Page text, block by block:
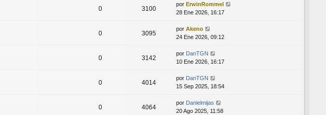
0 3100
por ErwinRommel
28 Ene 2026, 16:17
0 3095
por Akeno
24 Ene 2026, 09:12
0 3142
por DanTGN
10 Ene 2026, 16:17
0 4014
por DanTGN
15 Sep 2025, 18:54
0 4064
por Danielmijas
20 Ago 2025, 11:58